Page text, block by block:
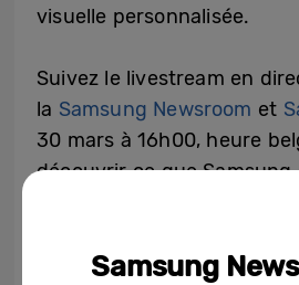
visuelle personnalisée.
Suivez le livestream en
la Samsung Newsroom et
30 mars à 16h00, heure
découvrir ce que
Samsung